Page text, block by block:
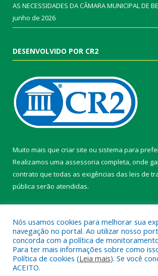
AS NECESSIDADES DA CÂMARA MUNICIPAL DE
junho de 2026
DESENVOLVIDO POR CR2
Muito mais que criar site ou sistema para
Realizamos uma assessoria completa, onde
contrato que todas as exigências das leis de
pública serão atendidas.
Todos os direitos reservados a Câmara
Nós usamos cookies para melhorar sua
navegação no portal. Ao utilizar nosso
concorda com a política de
Para ter mais informações sobre como
Política de cookies (Leia mais). Se você
ACEITO.